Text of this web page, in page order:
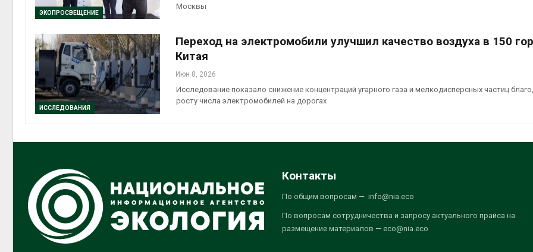
ЭКОПРОСВЕЩЕНИЕ
Москвы
ИССЛЕДОВАНИЯ
Переход на электромобили улучшил качество воздуха в 150
Китая
Июн 8, 2026
Исследование показало снижение концентраций угарного газа и мелкодисперсных частиц
росту числа электромобилей на дорогах
Контакты
По общим вопросам — info@nia.eco
По вопросам сотрудничества и запросу актуального прайса на
размещение материалов — eco@nia.eco